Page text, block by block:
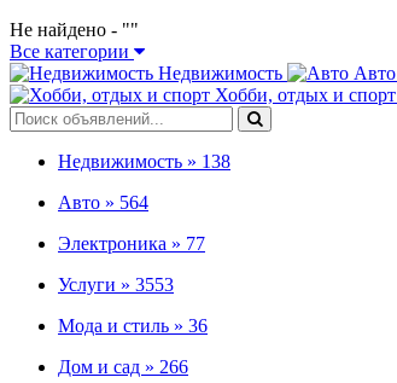
Не найдено - ""
Все категории
Недвижимость
Авто
Хобби, отдых и спорт
Недвижимость » 138
Авто » 564
Электроника » 77
Услуги » 3553
Мода и стиль » 36
Дом и сад » 266